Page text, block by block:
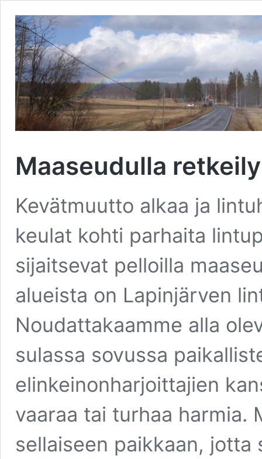
Maaseudulla retkeily
Kevätmuutto alkaa ja
keulat kohti parhaita
sijaitsevat pelloilla
alueista on Lapinjärven
Noudattakaamme alla
sulassa sovussa
elinkeinonharjoittajien
vaaraa tai turhaa harmia.
sellaiseen paikkaan,